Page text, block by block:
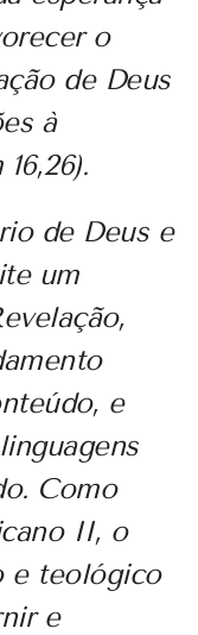
o
de Deus
à
de Deus e
um
e
Como
II, o
e teológico
e